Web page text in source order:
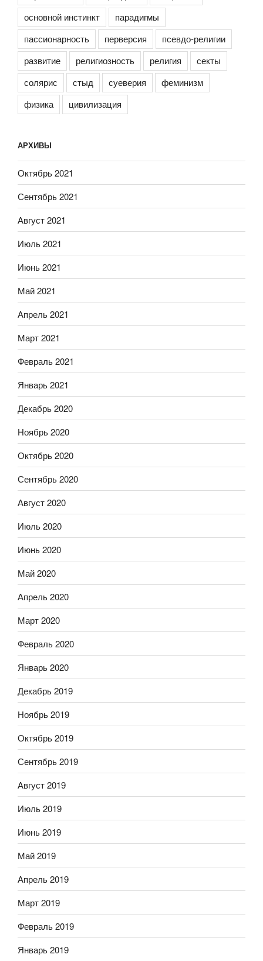
основной инстинкт
парадигмы
пассионарность
перверсия
псевдо-религии
развитие
религиозность религия
секты
солярис
стыд суеверия
феминизм
физика
цивилизация
АРХИВЫ
Октябрь 2021
Сентябрь 2021
Август 2021
Июль 2021
Июнь 2021
Май 2021
Апрель 2021
Март 2021
Февраль 2021
Январь 2021
Декабрь 2020
Ноябрь 2020
Октябрь 2020
Сентябрь 2020
Август 2020
Июль 2020
Июнь 2020
Май 2020
Апрель 2020
Март 2020
Февраль 2020
Январь 2020
Декабрь 2019
Ноябрь 2019
Октябрь 2019
Сентябрь 2019
Август 2019
Июль 2019
Июнь 2019
Май 2019
Апрель 2019
Март 2019
Февраль 2019
Январь 2019